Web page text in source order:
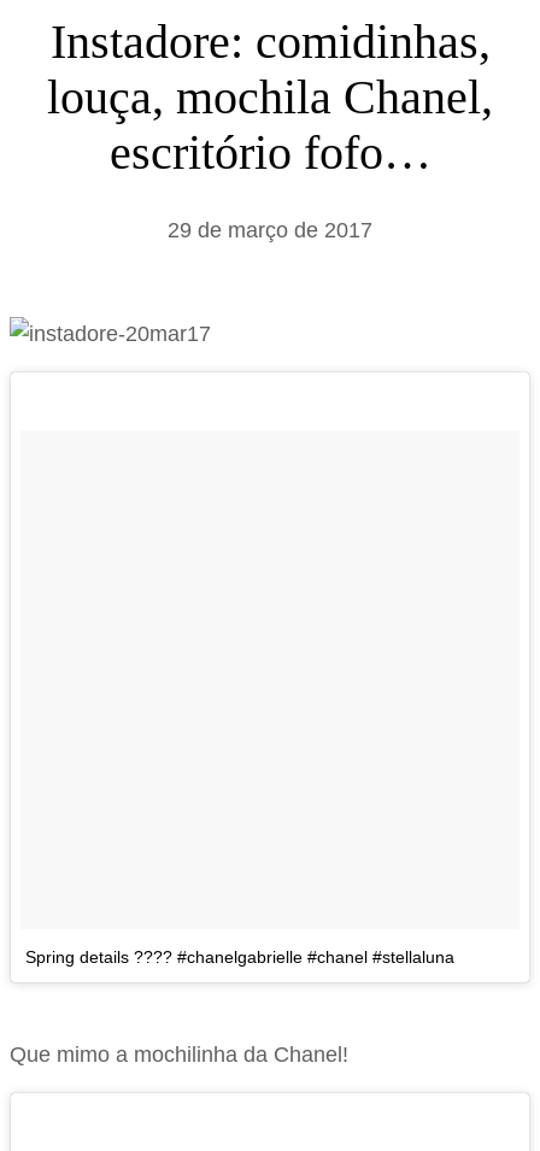
a
r
Instadore: comidinhas,
louça, mochila Chanel,
escritório fofo…
29 de março de 2017
Spring details ???? #chanelgabrielle #chanel #stellaluna
Que mimo a mochilinha da Chanel!